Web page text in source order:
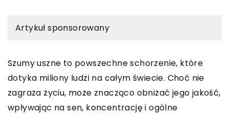
Artykuł sponsorowany
Szumy uszne to powszechne schorzenie, które
dotyka miliony ludzi na całym świecie. Choć nie
zagraża życiu, może znacząco obniżać jego jakość,
wpływając na sen, koncentrację i ogólne